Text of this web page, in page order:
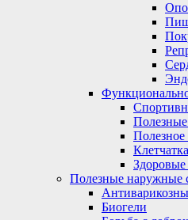
Полезные
Полезное
Клетчатка
Полезные наружные
Биогели